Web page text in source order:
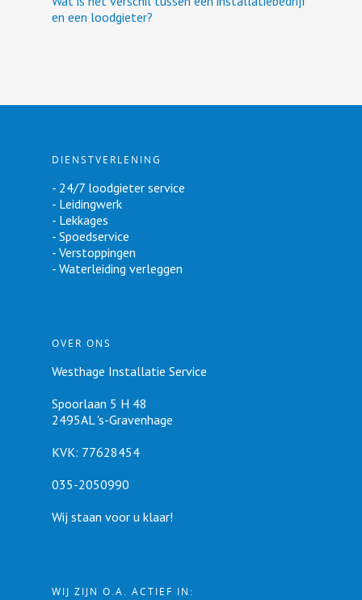
en een loodgieter?
DIENSTVERLENING
- 24/7 loodgieter service
- Leidingwerk
- Lekkages
- Spoedservice
- Verstoppingen
- Waterleiding verleggen
OVER ONS
Westhage Installatie Service
Spoorlaan 5 H 48
2495AL 's-Gravenhage
KVK: 77628454
035-2050990
Wij staan voor u klaar!
WIJ ZIJN O.A. ACTIEF IN: